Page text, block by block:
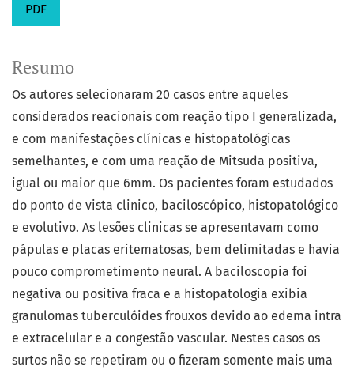
PDF
Resumo
Os autores selecionaram 20 casos entre aqueles
considerados reacionais com reação tipo I generalizada,
e com manifestações clínicas e histopatológicas
semelhantes, e com uma reação de Mitsuda positiva,
igual ou maior que 6mm. Os pacientes foram estudados
do ponto de vista clinico, baciloscópico, histopatológico
e evolutivo. As lesões clinicas se apresentavam como
pápulas e placas eritematosas, bem delimitadas e havia
pouco comprometimento neural. A baciloscopia foi
negativa ou positiva fraca e a histopatologia exibia
granulomas tuberculóides frouxos devido ao edema intra
e extracelular e a congestão vascular. Nestes casos os
surtos não se repetiram ou o fizeram somente mais uma